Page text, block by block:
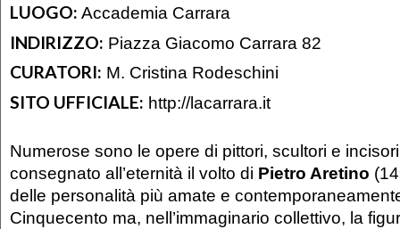
LUOGO: Accademia Carrara
INDIRIZZO: Piazza Giacomo Carrara 82
CURATORI: M. Cristina Rodeschini
SITO UFFICIALE: http://lacarrara.it
Numerose sono le opere di pittori, scultori e
consegnato all’eternità il volto di Pietro Aretino
delle personalità più amate e
Cinquecento ma, nell’immaginario collettivo, la